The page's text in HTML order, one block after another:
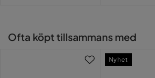
Ofta köpt tillsammans med
Nyhet